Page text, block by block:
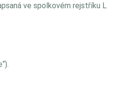
ve spolkovém rejstříku L